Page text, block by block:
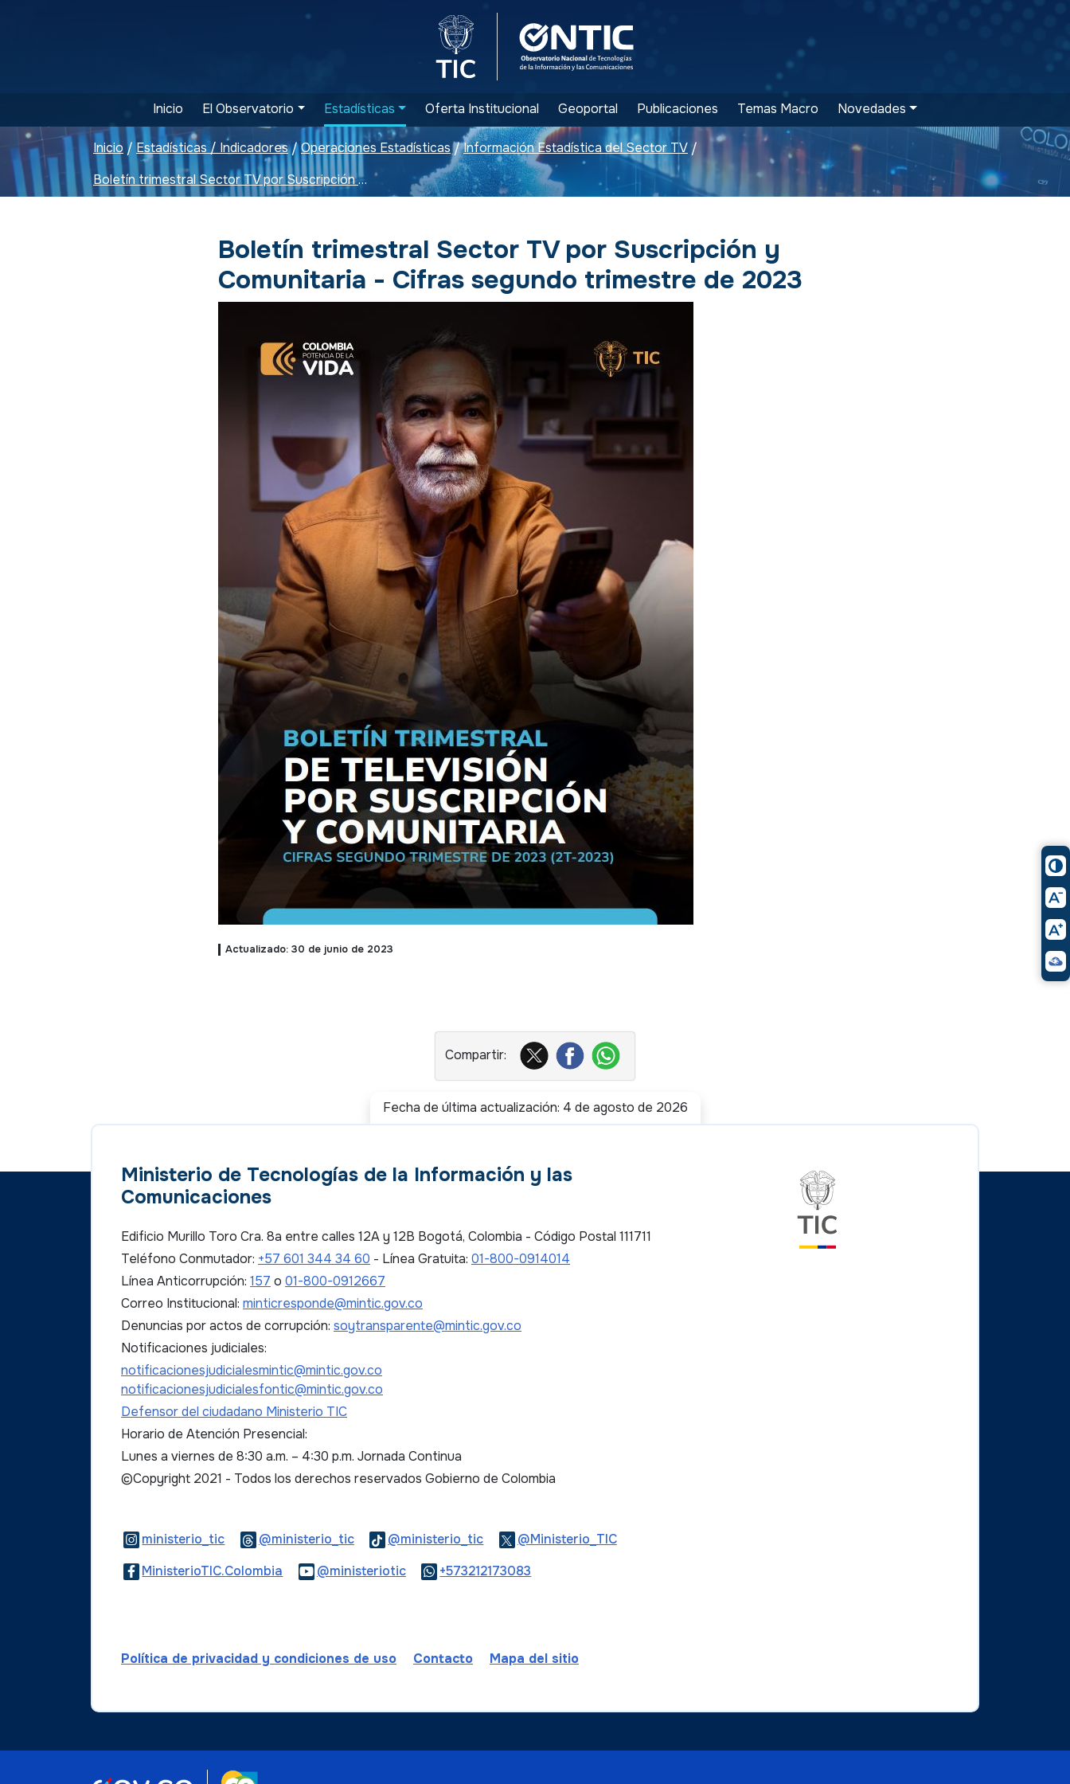
Logo del Ministerio TIC
Inicio El Observatorio Estadísticas Oferta Institucional Geoportal Publicaciones Temas Macro Novedades
Inicio /Estadísticas / Indicadores/Operaciones Estadísticas/Información Estadística del Sector TV /
Boletín trimestral Sector TV por Suscripción y Comunitaria - Cifras segundo trimestre de 2023
Boletín trimestral Sector TV por Suscripción y
Comunitaria - Cifras segundo trimestre de 2023
Actualizado: 30 de junio de 2023
Fecha de última actualización: 4 de agosto de 2026
Ministerio de Tecnologías de la Información y las
Comunicaciones
Edificio Murillo Toro Cra. 8a entre calles 12A y 12B Bogotá, Colombia - Código Postal 111711
Teléfono Conmutador: +57 601 344 34 60 - Línea Gratuita: 01-800-0914014
Línea Anticorrupción: 157 o 01-800-0912667
Correo Institucional: minticresponde@mintic.gov.co
Denuncias por actos de corrupción: soytransparente@mintic.gov.co
Notificaciones judiciales:
notificacionesjudicialesmintic@mintic.gov.co
notificacionesjudicialesfontic@mintic.gov.co
Defensor del ciudadano Ministerio TIC
Horario de Atención Presencial:
Lunes a viernes de 8:30 a.m. – 4:30 p.m. Jornada Continua
©Copyright 2021 - Todos los derechos reservados Gobierno de Colombia
ministerio_ticLogo Instagram
@ministerio_ticLogo Threads
@ministerio_ticLogo Tiktok@Ministerio_TICLogo Twitter
MinisterioTIC.Colombia Logo Facebook
@ministerioticLogo Youtube
+573212173083
Política de privacidad y condiciones de uso Contacto Mapa del sitio